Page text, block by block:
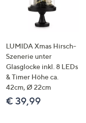
LUMIDA Xmas Hirsch-
Szenerie unter
Glasglocke inkl. 8 LEDs
& Timer Höhe ca.
42cm, Ø 22cm
€ 39,99